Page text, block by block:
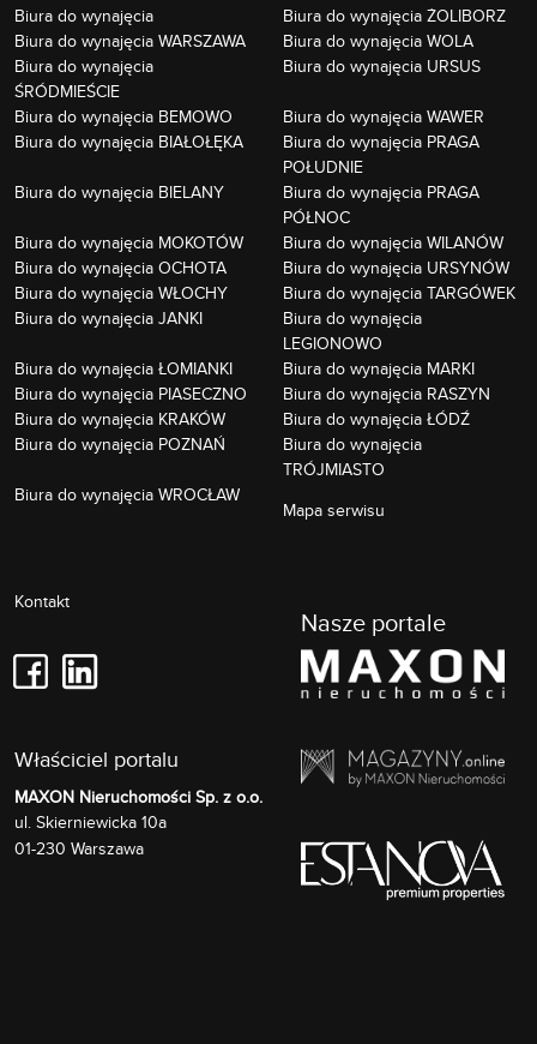
Biura do wynajęcia
Biura do wynajęcia ŻOLIBORZ
Biura do wynajęcia WARSZAWA
Biura do wynajęcia WOLA
Biura do wynajęcia
ŚRÓDMIEŚCIE
Biura do wynajęcia URSUS
Biura do wynajęcia BEMOWO
Biura do wynajęcia WAWER
Biura do wynajęcia BIAŁOŁĘKA
Biura do wynajęcia PRAGA
POŁUDNIE
Biura do wynajęcia BIELANY
Biura do wynajęcia PRAGA
PÓŁNOC
Biura do wynajęcia MOKOTÓW
Biura do wynajęcia WILANÓW
Biura do wynajęcia OCHOTA
Biura do wynajęcia URSYNÓW
Biura do wynajęcia WŁOCHY
Biura do wynajęcia TARGÓWEK
Biura do wynajęcia JANKI
Biura do wynajęcia
LEGIONOWO
Biura do wynajęcia ŁOMIANKI
Biura do wynajęcia MARKI
Biura do wynajęcia PIASECZNO
Biura do wynajęcia RASZYN
Biura do wynajęcia KRAKÓW
Biura do wynajęcia ŁÓDŹ
Biura do wynajęcia POZNAŃ
Biura do wynajęcia
TRÓJMIASTO
Biura do wynajęcia WROCŁAW
Mapa serwisu
Kontakt
Właściciel portalu
MAXON Nieruchomości Sp. z o.o.
ul. Skierniewicka 10a
01-230 Warszawa
Nasze portale